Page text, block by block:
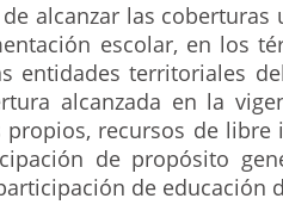
alcanzar las coberturas
escolar, en los
entidades territoriales
alcanzada en la
recursos de libre
de propósito
de educación